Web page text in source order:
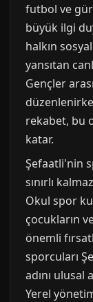
futbol ve
büyük ilgi
halkın
yansıtan
Gençler
rekabet, bu
katar.
Şefaatli'nin
sınırlı
Okul spor
çocukların
önemli
sporcuları
adını
Yerel